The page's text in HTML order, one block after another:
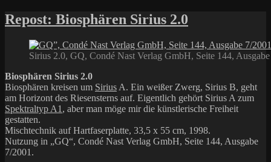
Repost: Biosphären Sirius 2.0
Sirius 2.0, GQ, Condé Nast Verlag GmbH, Seite 144,
Biosphären Sirius 2.0
Biosphären kreisen um Sirius A. Ein weißer Zwerg, Sirius B, geht
am Horizont des Riesensterns auf. Eigentlich gehört Sirius A zum
Spektraltyp A1 , aber man möge mir die künstlerische Freiheit
gestatten.
Mischtechnik auf Hartfaserplatte, 33,5 x 55 cm, 1998.
Nutzung in „GQ“, Condé Nast Verlag GmbH, Seite 144, Ausgabe
7/2001.